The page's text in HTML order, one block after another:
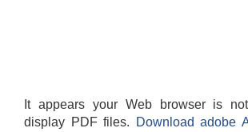
It appears your Web browser is
display PDF files.
Download adobe